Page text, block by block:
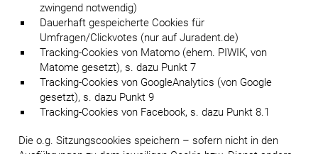
zwingend notwendig)
Dauerhaft gespeicherte Cookies für
Umfragen/Clickvotes (nur auf Juradent.de)
Tracking-Cookies von Matomo (ehem. PIWIK, von
Matome gesetzt), s. dazu Punkt 7
Tracking-Cookies von GoogleAnalytics (von Google
gesetzt), s. dazu Punkt 9
Tracking-Cookies von Facebook, s. dazu Punkt 8.1
Die o.g. Sitzungscookies speichern – sofern nicht in den